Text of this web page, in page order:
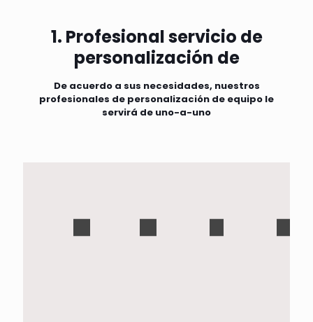
1. Profesional servicio de
personalización de
De acuerdo a sus necesidades, nuestros
profesionales de personalización de equipo le
servirá de uno-a-uno